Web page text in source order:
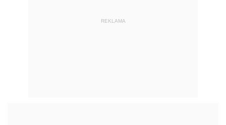
REKLAMA